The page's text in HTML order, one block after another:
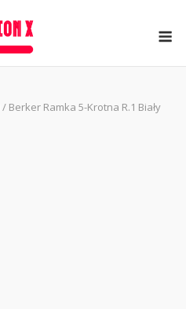
/ Berker Ramka 5-Krotna R.1 Biały